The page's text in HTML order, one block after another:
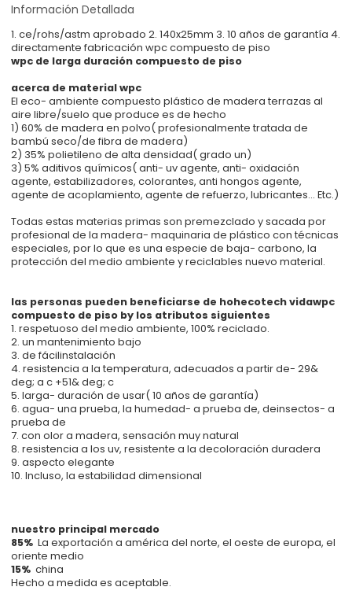
Información Detallada
1. ce/rohs/astm aprobado 2. 140x25mm 3. 10 años de garantía 4.
directamente fabricación wpc compuesto de piso
wpc de larga duración compuesto de piso
acerca de material wpc
El eco- ambiente compuesto plástico de madera terrazas al
aire libre/suelo que produce es de hecho
1) 60% de madera en polvo( profesionalmente tratada de
bambú seco/de fibra de madera)
2) 35% polietileno de alta densidad( grado un)
3) 5% aditivos químicos( anti- uv agente, anti- oxidación
agente, estabilizadores, colorantes, anti hongos agente,
agente de acoplamiento, agente de refuerzo, lubricantes... Etc.)
Todas estas materias primas son premezclado y sacada por
profesional de la madera- maquinaria de plástico con técnicas
especiales, por lo que es una especie de baja- carbono, la
protección del medio ambiente y reciclables nuevo material.
las personas pueden beneficiarse de hohecotech vidawpc
compuesto de piso by los atributos siguientes
1. respetuoso del medio ambiente, 100% reciclado.
2. un mantenimiento bajo
3. de fácilinstalación
4. resistencia a la temperatura, adecuados a partir de- 29&
deg; a c +51& deg; c
5. larga- duración de usar( 10 años de garantía)
6. agua- una prueba, la humedad- a prueba de, deinsectos- a
prueba de
7. con olor a madera, sensación muy natural
8. resistencia a los uv, resistente a la decoloración duradera
9. aspecto elegante
10. Incluso, la estabilidad dimensional
nuestro principal mercado
85%La exportación a américa del norte, el oeste de europa, el
oriente medio
15%china
Hecho a medida es aceptable.